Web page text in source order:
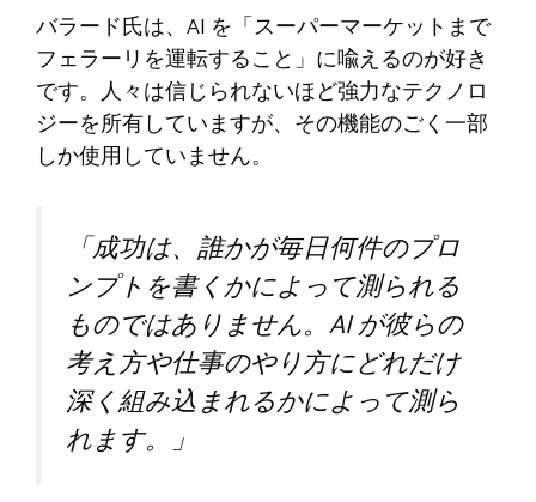
バラード氏は、AI を「スーパーマーケットまで
フェラーリを運転すること」に喩えるのが好き
です。人々は信じられないほど強力なテクノロ
ジーを所有していますが、その機能のごく一部
しか使用していません。
「成功は、誰かが毎日何件のプロ
ンプトを書くかによって測られる
ものではありません。AI が彼らの
考え方や仕事のやり方にどれだけ
深く組み込まれるかによって測ら
れます。」